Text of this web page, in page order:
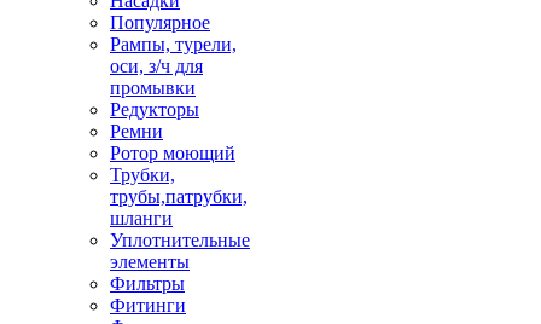
Популярное
Рампы, турели,
оси, з/ч для
промывки
Редукторы
Ремни
Ротор моющий
Трубки,
трубы,патрубки,
шланги
Уплотнительные
элементы
Фильтры
Фитинги